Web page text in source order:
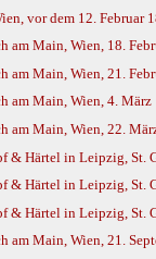
vor dem 12. Februar
am Main, Wien, 18.
am Main, Wien, 21.
am Main, Wien, 4.
am Main, Wien, 22.
& Härtel in Leipzig, St.
& Härtel in Leipzig,
& Härtel in Leipzig, St.
am Main, Wien, 21.